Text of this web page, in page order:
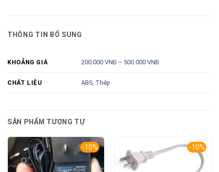
THÔNG TIN BỔ SUNG
KHOẢNG GIÁ 200.000 VNĐ – 500.000 VNĐ
CHẤT LIỆU ABS Thép
SẢN PHẨM TƯƠNG TỰ
-10% -10%